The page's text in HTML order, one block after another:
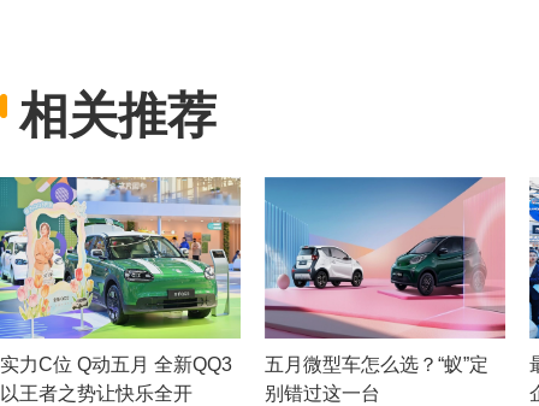
相关推荐
实力C位 Q动五月 全新QQ3
以王者之势让快乐全开
五月微型车怎么选？“蚁”定
别错过这一台